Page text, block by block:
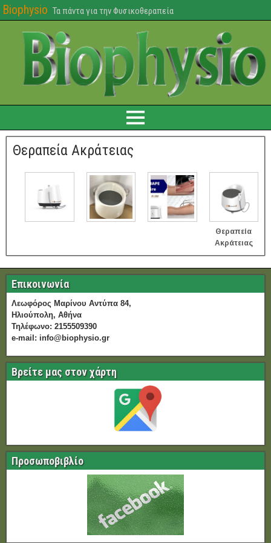
Biophysio Τα πάντα για την Φυσικοθεραπεία
Θεραπεία Ακράτειας
Θεραπεία
Ακράτειας
Επικοινωνία
Λεωφόρος Μαρίνου Αντύπα 84,
Ηλιούπολη, Αθήνα
Τηλέφωνο: 2155509390
e-mail: info@biophysio.gr
Βρείτε μας στον χάρτη
Προσωποβιβλίο